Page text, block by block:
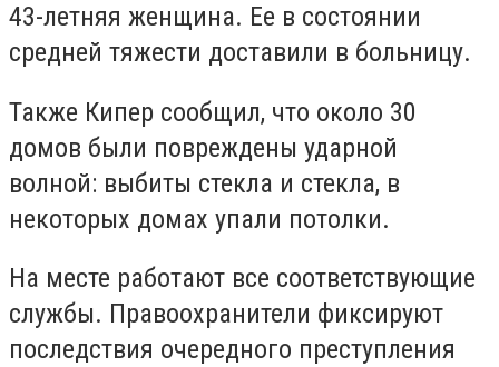
43-летняя женщина. Ее в состоянии
средней тяжести доставили в больницу.
Также Кипер сообщил, что около 30
домов были повреждены ударной
волной: выбиты стекла и стекла, в
некоторых домах упали потолки.
На месте работают все соответствующие
службы. Правоохранители фиксируют
последствия очередного преступления